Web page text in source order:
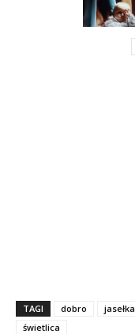
TAGI dobro jasełka
świetlica